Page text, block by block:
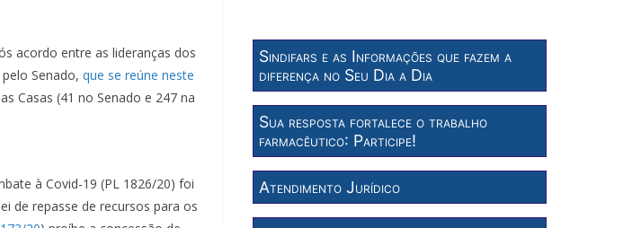
acordo entre as lideranças dos
Senado, que se reúne neste
Casas (41 no Senado e 247 na
à Covid-19 (PL 1826/20) foi
de repasse de recursos para os
Sindifars e as Informações que fazem a
diferença no Seu Dia a Dia
Sua resposta fortalece o trabalho
farmacêutico: Participe!
Atendimento Jurídico